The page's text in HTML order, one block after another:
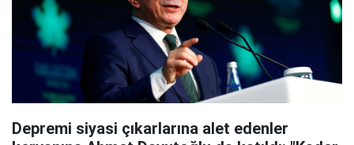
Depremi siyasi çıkarlarına alet edenler